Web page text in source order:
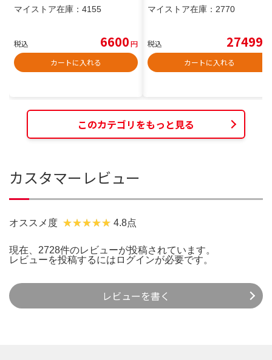
マイストア在庫： 4155
税込 6600円
カートに入れる
マイストア在庫： 2770
税込 27499
カートに入れる
このカテゴリをもっと見る
カスタマーレビュー
オススメ度 4.8点
現在、2728件のレビューが投稿されています。
レビューを投稿するには ログインが必要です。
レビューを書く